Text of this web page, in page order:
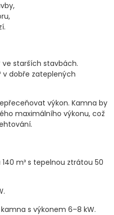
ve starších stavbách.
v dobře zateplených
výkon. Kamna by
maximálního výkonu, což
m³ s tepelnou ztrátou 50
s výkonem 6–8 kW.